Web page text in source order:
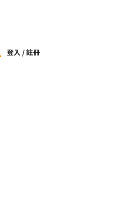
登入 / 註冊